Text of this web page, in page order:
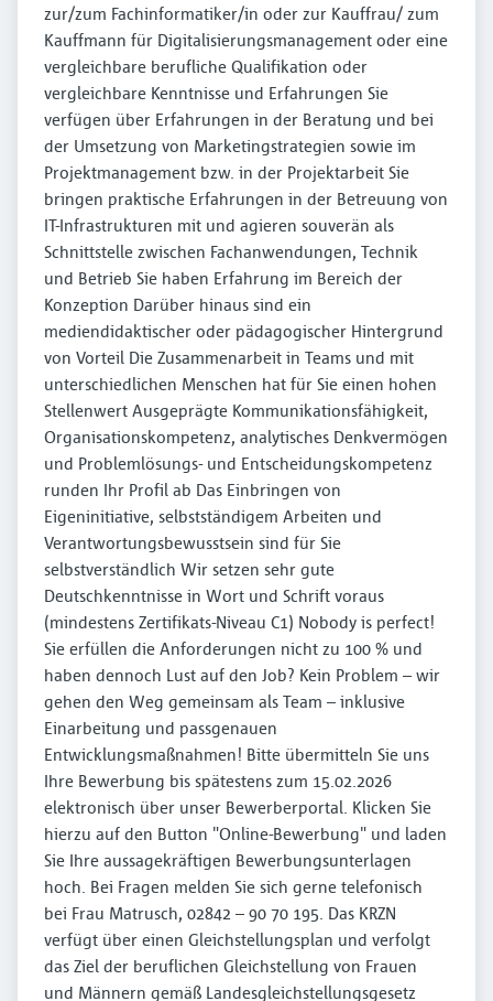
zur/zum Fachinformatiker/in oder zur Kauffrau/ zum
Kauffmann für Digitalisierungsmanagement oder eine
vergleichbare berufliche Qualifikation oder
vergleichbare Kenntnisse und Erfahrungen Sie
verfügen über Erfahrungen in der Beratung und bei
der Umsetzung von Marketingstrategien sowie im
Projektmanagement bzw. in der Projektarbeit Sie
bringen praktische Erfahrungen in der Betreuung von
IT-Infrastrukturen mit und agieren souverän als
Schnittstelle zwischen Fachanwendungen, Technik
und Betrieb Sie haben Erfahrung im Bereich der
Konzeption Darüber hinaus sind ein
mediendidaktischer oder pädagogischer Hintergrund
von Vorteil Die Zusammenarbeit in Teams und mit
unterschiedlichen Menschen hat für Sie einen hohen
Stellenwert Ausgeprägte Kommunikationsfähigkeit,
Organisationskompetenz, analytisches Denkvermögen
und Problemlösungs- und Entscheidungskompetenz
runden Ihr Profil ab Das Einbringen von
Eigeninitiative, selbstständigem Arbeiten und
Verantwortungsbewusstsein sind für Sie
selbstverständlich Wir setzen sehr gute
Deutschkenntnisse in Wort und Schrift voraus
(mindestens Zertifikats-Niveau C1) Nobody is perfect!
Sie erfüllen die Anforderungen nicht zu 100 % und
haben dennoch Lust auf den Job? Kein Problem – wir
gehen den Weg gemeinsam als Team – inklusive
Einarbeitung und passgenauen
Entwicklungsmaßnahmen! Bitte übermitteln Sie uns
Ihre Bewerbung bis spätestens zum 15.02.2026
elektronisch über unser Bewerberportal. Klicken Sie
hierzu auf den Button "Online-Bewerbung" und laden
Sie Ihre aussagekräftigen Bewerbungsunterlagen
hoch. Bei Fragen melden Sie sich gerne telefonisch
bei Frau Matrusch, 02842 – 90 70 195. Das KRZN
verfügt über einen Gleichstellungsplan und verfolgt
das Ziel der beruflichen Gleichstellung von Frauen
und Männern gemäß Landesgleichstellungsgesetz